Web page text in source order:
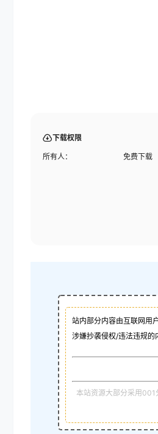
下载权限
所有人： 免费下载
站内部分内容由互联网用
涉嫌抄袭侵权/违法违规的
本站资源大部分采用